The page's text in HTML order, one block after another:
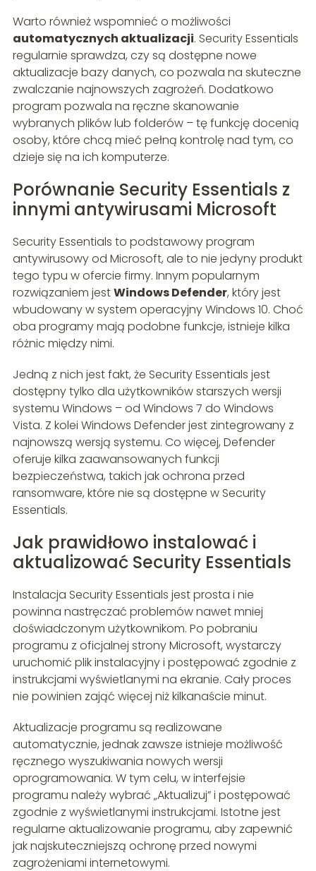
Warto również wspomnieć o możliwości
automatycznych aktualizacji. Security Essentials
regularnie sprawdza, czy są dostępne nowe
aktualizacje bazy danych, co pozwala na skuteczne
zwalczanie najnowszych zagrożeń. Dodatkowo
program pozwala na ręczne skanowanie
wybranych plików lub folderów – tę funkcję docenią
osoby, które chcą mieć pełną kontrolę nad tym, co
dzieje się na ich komputerze.
Porównanie Security Essentials z
innymi antywirusami Microsoft
Security Essentials to podstawowy program
antywirusowy od Microsoft, ale to nie jedyny produkt
tego typu w ofercie firmy. Innym popularnym
rozwiązaniem jestWindows Defender, który jest
wbudowany w system operacyjny Windows 10. Choć
oba programy mają podobne funkcje, istnieje kilka
różnic między nimi.
Jedną z nich jest fakt, że Security Essentials jest
dostępny tylko dla użytkowników starszych wersji
systemu Windows – od Windows 7 do Windows
Vista. Z kolei Windows Defender jest zintegrowany z
najnowszą wersją systemu. Co więcej, Defender
oferuje kilka zaawansowanych funkcji
bezpieczeństwa, takich jak ochrona przed
ransomware, które nie są dostępne w Security
Essentials.
Jak prawidłowo instalować i
aktualizować Security Essentials
Instalacja Security Essentials jest prosta i nie
powinna nastręczać problemów nawet mniej
doświadczonym użytkownikom. Po pobraniu
programu z oficjalnej strony Microsoft, wystarczy
uruchomić plik instalacyjny i postępować zgodnie z
instrukcjami wyświetlanymi na ekranie. Cały proces
nie powinien zająć więcej niż kilkanaście minut.
Aktualizacje programu są realizowane
automatycznie, jednak zawsze istnieje możliwość
ręcznego wyszukiwania nowych wersji
oprogramowania. W tym celu, w interfejsie
programu należy wybrać „Aktualizuj” i postępować
zgodnie z wyświetlanymi instrukcjami. Istotne jest
regularne aktualizowanie programu, aby zapewnić
jak najskuteczniejszą ochronę przed nowymi
zagrożeniami internetowymi.